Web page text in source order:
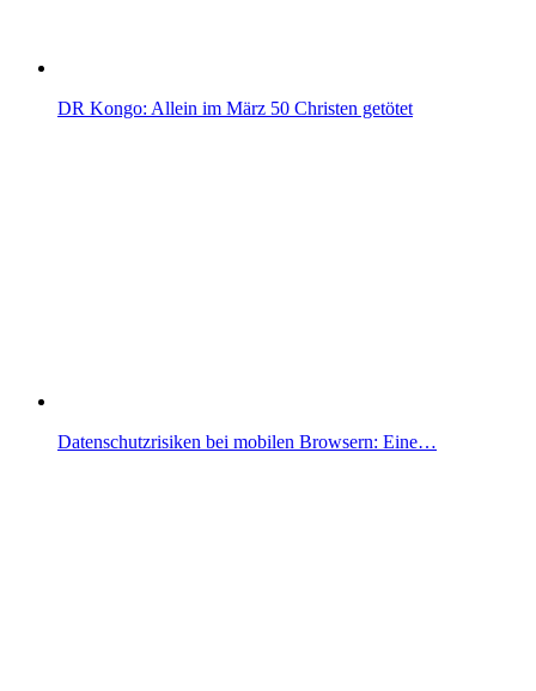
DR Kongo: Allein im März 50 Christen getötet
Datenschutzrisiken bei mobilen Browsern: Eine…